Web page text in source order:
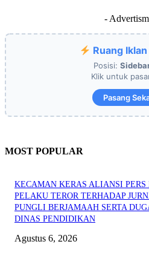
-
Ruang
Posisi:
Klik untuk
Pasang
MOST POPULAR
KECAMAN KERAS ALIANSI
PELAKU TEROR TERHADAP
PUNGLI BERJAMAAH SERTA
DINAS PENDIDIKAN
Agustus 6, 2026